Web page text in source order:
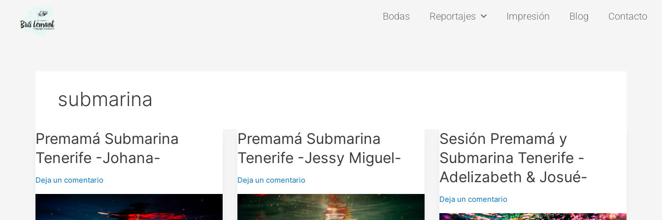
contenido
Bodas Reportajes Impresión Blog Contacto
submarina
Premamá Submarina
Tenerife -Johana-
Deja un comentario
Premamá
Submarina
Tenerife
Johana-
Premamá Submarina
Tenerife -Jessy Miguel-
Deja un comentario
Premamá
Submarina
Tenerife
Jessy
Miguel-
Sesión Premamá y
Submarina Tenerife -
Adelizabeth & Josué-
Deja un comentario
Sesión
Premamá
y
Submarina
Tenerife
Adelizabeth
&